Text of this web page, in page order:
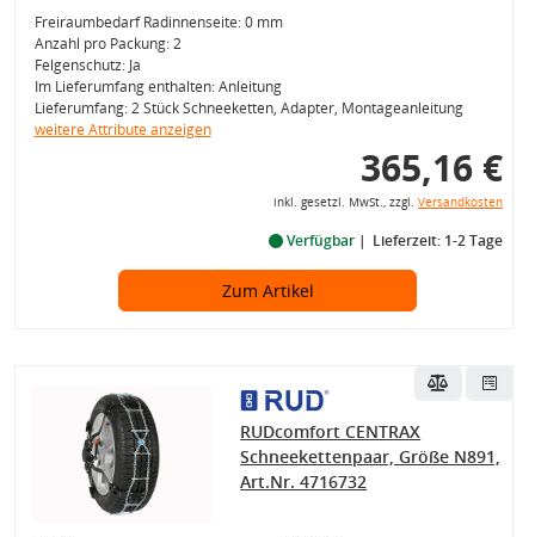
Freiraumbedarf Radinnenseite: 0 mm
Anzahl pro Packung: 2
Felgenschutz: Ja
Im Lieferumfang enthalten: Anleitung
Lieferumfang: 2 Stück Schneeketten, Adapter, Montageanleitung
weitere Attribute anzeigen
365,16 €
inkl. gesetzl. MwSt., zzgl. Versandkosten
Verfügbar Lieferzeit: 1-2 Tage
Zum Artikel
RUDcomfort CENTRAX
Schneekettenpaar, Größe N891,
Art.Nr. 4716732